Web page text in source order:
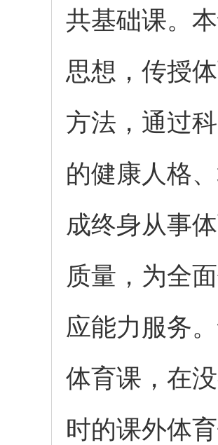
共基础课。
思想，传授
方法，通过
的健康人格
成终身从事
质量，为全
应能力服务
体育课，在
时的课外体